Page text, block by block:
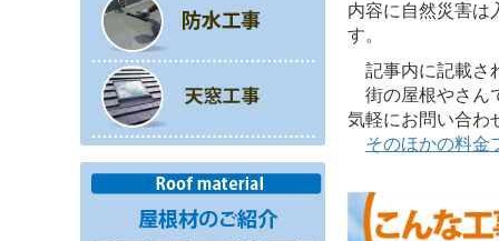
内容に自然災害は
す。
記事内に記載さ
街の屋根やさん
気軽にお問い合わ
そのほかの料金